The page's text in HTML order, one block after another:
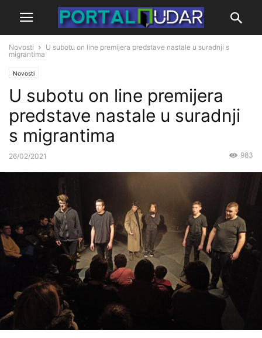
Novosti
U subotu on line premijera predstave nastale u suradnji s
migrantima
Novosti
U subotu on line premijera
predstave nastale u suradnji
s migrantima
26/02/2021 983